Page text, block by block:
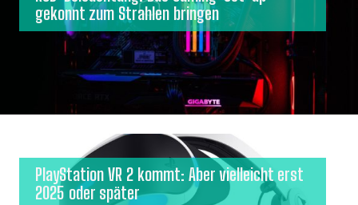
gekonnt zum Strahlen bringen
PlayStation VR 2 kommt: Aber vielleicht erst
2025 oder später